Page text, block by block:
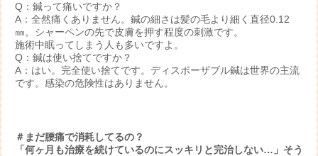
Q：鍼って痛いですか？
A：全然痛くありません。鍼の細さは髪の毛より細く直径0.12
㎜。シャーペンの先で皮膚を押す程度の刺激です。
施術中眠ってしまう人も多いですよ。
Q：鍼は使い捨てですか？
A：はい。完全使い捨てです。ディスポーザブル鍼は世界の主流
です。感染の危険性はありません。
＃まだ腰痛で消耗してるの？
「何ヶ月も治療を続けているのにスッキリと完治しない…」そう